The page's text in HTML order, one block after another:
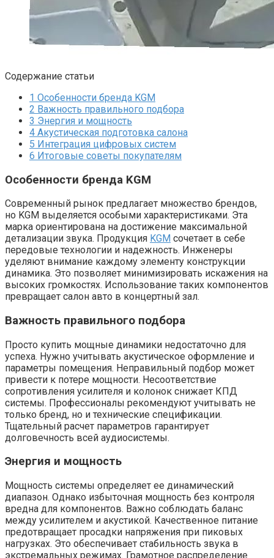
Содержание статьи
1 Особенности бренда KGM
2 Важность правильного подбора
3 Энергия и мощность
4 Акустическая подготовка салона
5 Интеграция цифровых систем
6 Итоговые советы покупателям
Особенности бренда KGM
Современный рынок предлагает множество брендов,
но KGM выделяется особыми характеристиками. Эта
марка ориентирована на достижение максимальной
детализации звука. Продукция KGM сочетает в себе
передовые технологии и надежность. Инженеры
уделяют внимание каждому элементу конструкции
динамика. Это позволяет минимизировать искажения на
высоких громкостях. Использование таких компонентов
превращает салон авто в концертный зал.
Важность правильного подбора
Просто купить мощные динамики недостаточно для
успеха. Нужно учитывать акустическое оформление и
параметры помещения. Неправильный подбор может
привести к потере мощности. Несоответствие
сопротивления усилителя и колонок снижает КПД
системы. Профессионалы рекомендуют учитывать не
только бренд, но и технические спецификации.
Тщательный расчет параметров гарантирует
долговечность всей аудиосистемы.
Энергия и мощность
Мощность системы определяет ее динамический
диапазон. Однако избыточная мощность без контроля
вредна для компонентов. Важно соблюдать баланс
между усилителем и акустикой. Качественное питание
предотвращает просадки напряжения при пиковых
нагрузках. Это обеспечивает стабильность звука в
экстремальных режимах. Грамотное распределение